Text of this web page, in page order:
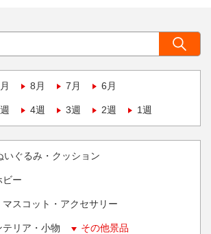
8月 7月 6月
4週 3週 2週 1週
いぐるみ・クッション
ビー
スコット・アクセサリー
リア・小物 その他景品